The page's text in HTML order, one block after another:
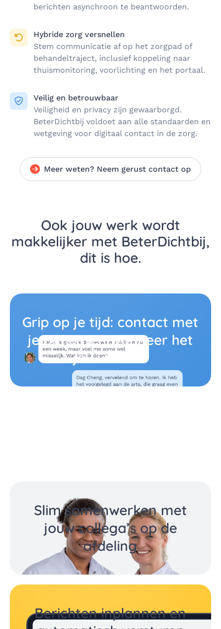
berichten asynchroon te beantwoorden.
Hybride zorg versnellen
Stem communicatie af op het zorgpad of
behandeltraject, inclusief koppeling naar
thuismonitoring, voorlichting en het portaal.
Veilig en betrouwbaar
Veiligheid en privacy zijn gewaarborgd.
BeterDichtbij voldoet aan alle standaarden en
wetgeving voor digitaal contact in de zorg.
Meer weten? Neem gerust contact op
Ook jouw werk wordt
makkelijker met BeterDichtbij,
dit is hoe.
Grip op je tijd: contact met
je patiënten wanneer het
jou uitkomt
Slim samenwerken met
jouw collega’s op de
afdeling
Berichten inplannen en